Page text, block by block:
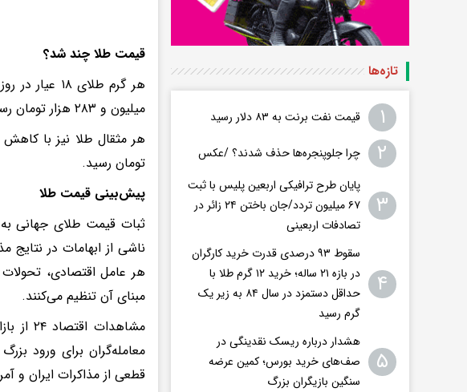
قیمت طلا چند شد؟
میلیون و ۲۸۳ هزار تومان رسید.
تومان رسید.
پیش‌بینی قیمت طلا
ثبات قیمت طلای جهانی
ناشی از ابهامات در
هر عامل اقتصادی، تحولات
مبنای آن تنظیم می‌کنند.
معامله‌گران برای ورود
قطعی از مذاکرات ایران و
تازه‌ها
۱ قیمت نفت برنت به ۸۳ دلار رسید
۲ چرا جلوپنجره‌ها حذف شدند؟ /عکس
۳
پایان طرح ترافیکی اربعین پلیس با ثبت
۶۷ میلیون تردد/جان باختن ۲۴ زائر در
تصادفات اربعینی
۴
سقوط ۹۳ درصدی قدرت خرید کارگران
در بازه ۲۱ ساله؛ خرید ۱۲ گرم طلا با
حداقل دستمزد در سال ۸۴ به زیر یک
گرم رسید
۵
هشدار درباره ریسک نقدینگی در
صف‌های خرید بورس؛ کمین عرضه
سنگین بازیگران بزرگ